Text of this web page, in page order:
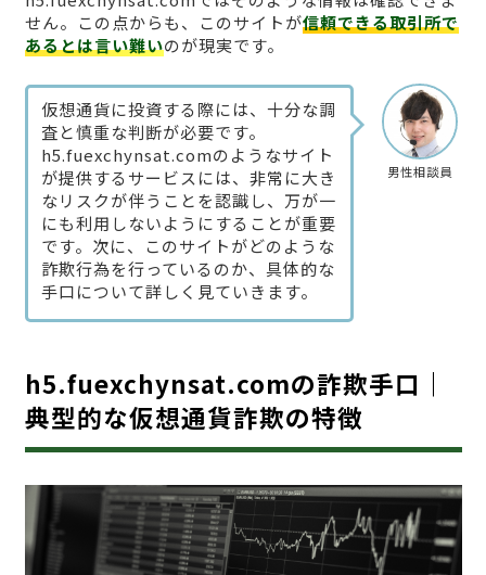
せん。この点からも、このサイトが信頼できる取引所で
あるとは言い難いのが現実です。
男性相談員
仮想通貨に投資する際には、十分な調
査と慎重な判断が必要です。
h5.fuexchynsat.comのようなサイト
が提供するサービスには、非常に大き
なリスクが伴うことを認識し、万が一
にも利用しないようにすることが重要
です。次に、このサイトがどのような
詐欺行為を行っているのか、具体的な
手口について詳しく見ていきます。
h5.fuexchynsat.comの詐欺手口｜
典型的な仮想通貨詐欺の特徴